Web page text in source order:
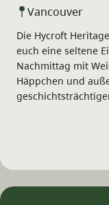
Vancouver
Die Hycroft
euch eine seltene
Nachmittag mit
Häppchen und